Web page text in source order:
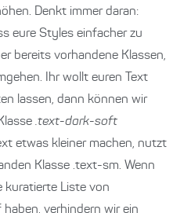
Denkt immer daran:
eure Styles einfacher zu
bereits vorhandene Klassen,
Ihr wollt euren Text
lassen, dann können wir
.text-dark-soft
etwas kleiner machen, nutzt
Klasse .text-sm. Wenn
kuratierte Liste von
verhindern wir ein